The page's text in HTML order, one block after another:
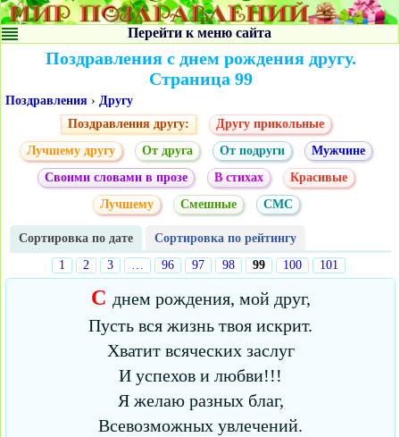
Перейти к меню сайта
Поздравления с днем рождения другу.
Страница 99
Поздравления › Другу
Поздравления другу:
Другу прикольные
Лучшему другу
От друга От подруги
Мужчине
Своими словами в прозе
В стихах
Красивые
Лучшему
Смешные СМС
Сортировка по дате
Сортировка по рейтингу
1
2 3 … 96 97 98 99 100 101
С днем рождения, мой друг,
Пусть вся жизнь твоя искрит.
Хватит всяческих заслуг
И успехов и любви!!!
Я желаю разных благ,
Всевозможных увлечений.